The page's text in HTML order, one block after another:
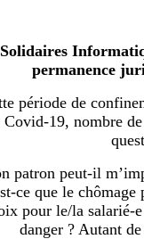
Solidaires
permanence
période de
Covid-19, nombre
patron peut-il
ce que le
pour le/la salarié-
danger ? Autant